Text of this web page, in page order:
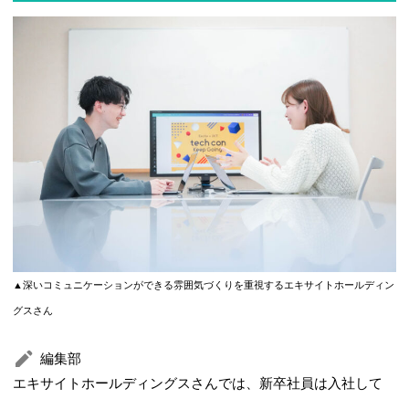
▲深いコミュニケーションができる雰囲気づくりを重視するエキサイトホールディン
グスさん
編集部
エキサイトホールディングスさんでは、新卒社員は入社して